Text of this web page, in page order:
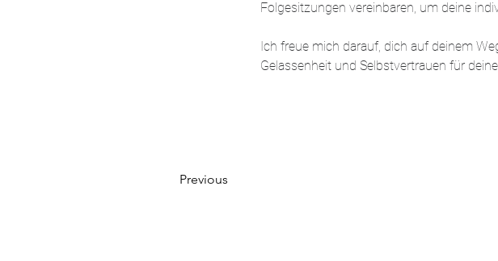
Folgesitzungen vereinbaren, um deine
Ich freue mich darauf, dich auf deinem
Gelassenheit und Selbstvertrauen für
Previous